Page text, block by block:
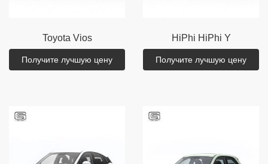
Toyota Vios
Получите лучшую цену
HiPhi HiPhi Y
Получите лучшую цену